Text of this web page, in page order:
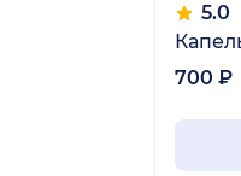
5.0
700 ₽